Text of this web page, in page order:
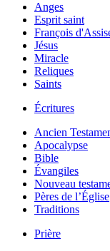
Anges
Esprit saint
François
Jésus
Miracle
Reliques
Saints
Écritures
Ancien
Apocalypse
Bible
Évangiles
Nouveau
Pères de l’Église
Traditions
Prière